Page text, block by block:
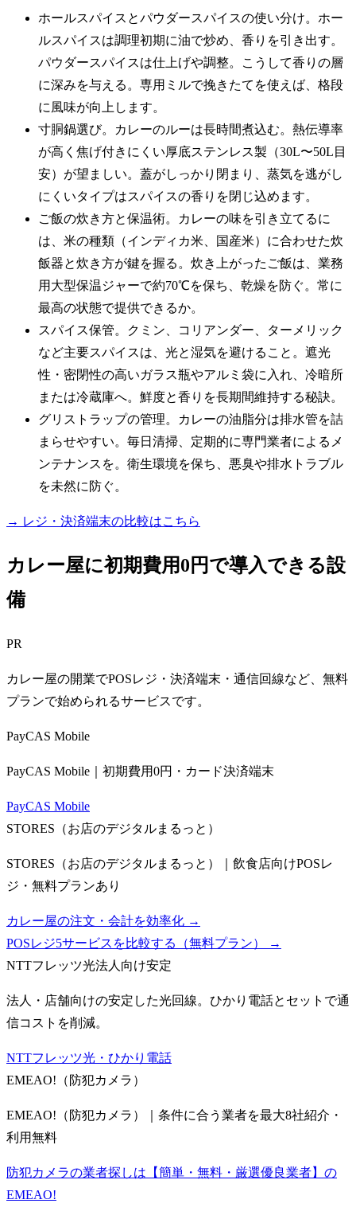
ホールスパイスとパウダースパイスの使い分け。ホー
ルスパイスは調理初期に油で炒め、香りを引き出す。
パウダースパイスは仕上げや調整。こうして香りの層
に深みを与える。専用ミルで挽きたてを使えば、格段
に風味が向上します。
寸胴鍋選び。カレーのルーは長時間煮込む。熱伝導率
が高く焦げ付きにくい厚底ステンレス製（30L〜50L目
安）が望ましい。蓋がしっかり閉まり、蒸気を逃がし
にくいタイプはスパイスの香りを閉じ込めます。
ご飯の炊き方と保温術。カレーの味を引き立てるに
は、米の種類（インディカ米、国産米）に合わせた炊
飯器と炊き方が鍵を握る。炊き上がったご飯は、業務
用大型保温ジャーで約70℃を保ち、乾燥を防ぐ。常に
最高の状態で提供できるか。
スパイス保管。クミン、コリアンダー、ターメリック
など主要スパイスは、光と湿気を避けること。遮光
性・密閉性の高いガラス瓶やアルミ袋に入れ、冷暗所
または冷蔵庫へ。鮮度と香りを長期間維持する秘訣。
グリストラップの管理。カレーの油脂分は排水管を詰
まらせやすい。毎日清掃、定期的に専門業者によるメ
ンテナンスを。衛生環境を保ち、悪臭や排水トラブル
を未然に防ぐ。
→ レジ・決済端末の比較はこちら
カレー屋に初期費用0円で導入できる設
備
PR
カレー屋の開業でPOSレジ・決済端末・通信回線など、無料
プランで始められるサービスです。
PayCAS Mobile
PayCAS Mobile｜初期費用0円・カード決済端末
PayCAS Mobile
STORES（お店のデジタルまるっと）
STORES（お店のデジタルまるっと）｜飲食店向けPOSレ
ジ・無料プランあり
カレー屋の注文・会計を効率化 →
POSレジ5サービスを比較する（無料プラン）
→
NTTフレッツ光法人向け安定
法人・店舗向けの安定した光回線。ひかり電話とセットで通
信コストを削減。
NTTフレッツ光・ひかり電話
EMEAO!（防犯カメラ）
EMEAO!（防犯カメラ）｜条件に合う業者を最大8社紹介・
利用無料
防犯カメラの業者探しは【簡単・無料・厳選優良業者】の
EMEAO!